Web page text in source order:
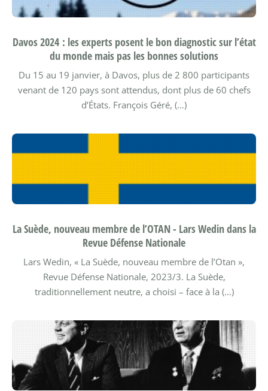
Davos 2024 : les experts posent le bon diagnostic sur l’état
du monde mais pas les bonnes solutions
Du 15 au 19 janvier, à Davos, plus de 2 800 participants
venant de 120 pays sont attendus, dont plus de 60 chefs
d’États. François Géré, (…)
La Suède, nouveau membre de l’OTAN - Lars Wedin dans la
Revue Défense Nationale
Lars Wedin, « La Suède, nouveau membre de l’Otan »,
Revue Défense Nationale, 2023/3. La Suède,
traditionnellement neutre, a choisi – face à la (…)